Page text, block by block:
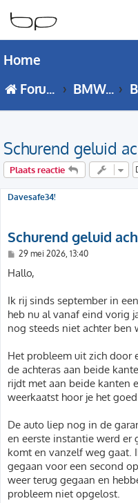
Home
Forumoverzicht
BMW 5 Serie
Schurend geluid
Plaats reactie
Davesafe34!
Schurend geluid
B
r
i
h
t
29 mei 2026, 13:40
Hallo,
Ik rij sinds september in
heb nu al vanaf eind vorig
nog steeds niet achter ben
Het probleem uit zich door
de achteras aan beide
rijdt met aan beide kanten
weerkaatst hoor je het
De auto liep nog in de
en eerste instantie werd er
komt en vanzelf weg gaat.
gegaan voor een second
weer terug gegaan en
probleem niet opgelost.